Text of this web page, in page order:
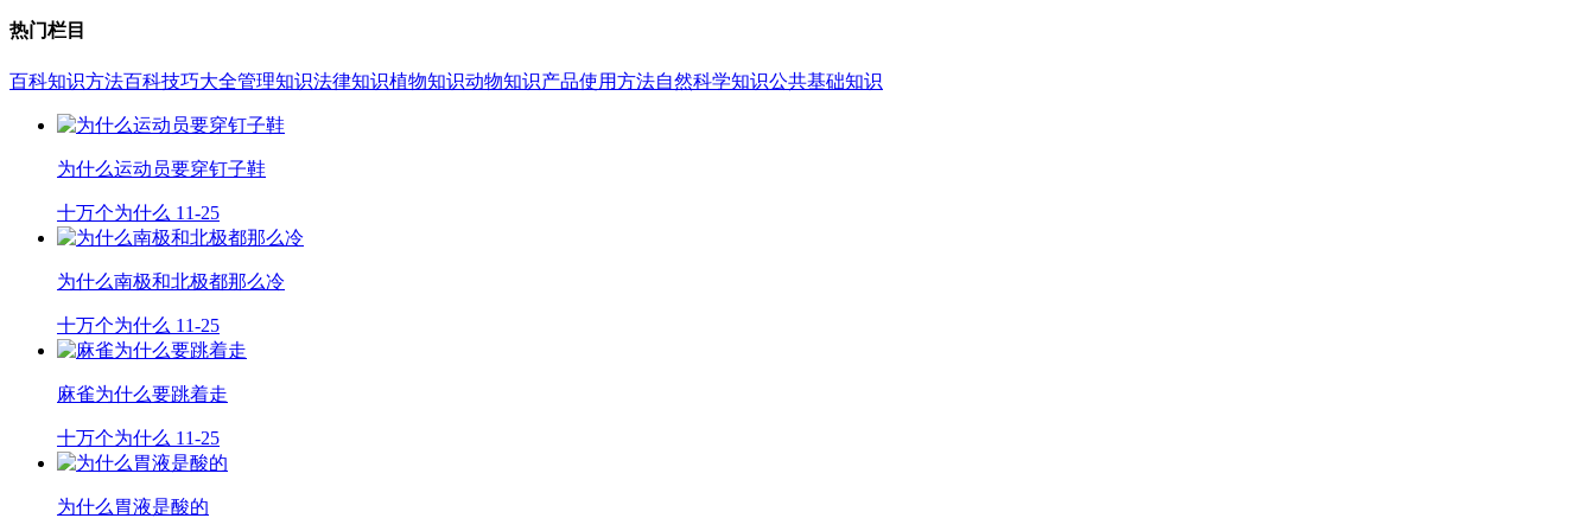
热门栏目
百科知识方法百科技巧大全管理知识法律知识植物知识动物知识产品使用方法自然科学知识公共基础知识
为什么运动员要穿钉子鞋
十万个为什么 11-25
为什么南极和北极都那么冷
十万个为什么 11-25
麻雀为什么要跳着走
十万个为什么 11-25
为什么胃液是酸的